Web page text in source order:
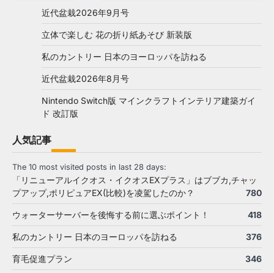
近代盆栽2026年9月号
立体で楽しむ 花の折り紙あそび 新装版
私のカントリー 日本のヨーロッパを訪ねる
近代盆栽2026年8月号
Nintendo Switch版 マインクラフトインテリア建築ガイ
ド 改訂版
人気記事
The 10 most visited posts in last 28 days:
「リニューアルイクオス・イクオスEXプラス」はブブカ,チャッ
プアップ,ポリピュアEX(比較)を凌駕したのか？
780
ウォーターサーバーを後悔する前に選ぶポイント！ 418
私のカントリー 日本のヨーロッパを訪ねる 376
育毛促進プラン 346